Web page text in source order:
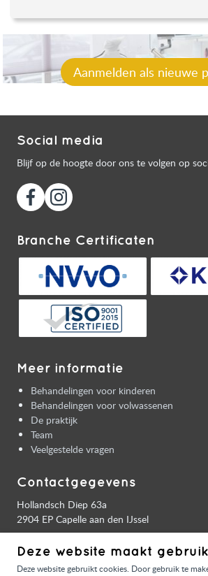
Aanmelden als nieuwe
Social media
Blijf op de hoogte door ons te volgen op
Branche Certificaten
Meer informatie
Behandelingen voor kinderen
Behandelingen voor volwassenen
De praktijk
Team
Veelgestelde vragen
Contactgegevens
Hollandsch Diep 63a
2904 EP Capelle aan den IJssel
T 010 - 458 5444
Deze website maakt
Deze website gebruikt cookies. Door gebruik te